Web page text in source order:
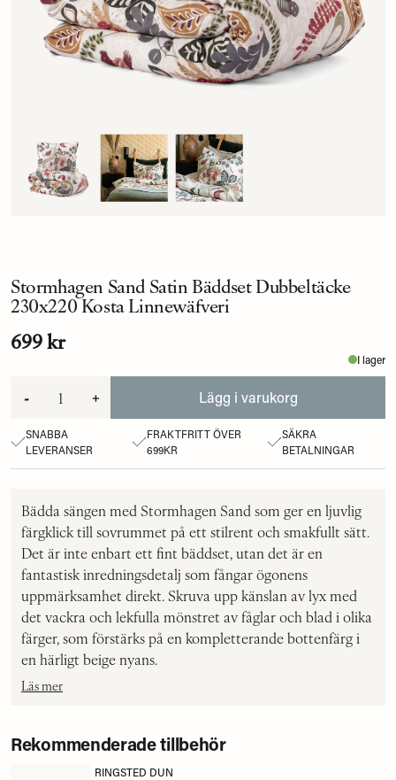
Stormhagen Sand Satin Bäddset Dubbeltäcke
230x220 Kosta Linnewäfveri
699 kr
I lager
- + Lägg i varukorg
SNABBA
LEVERANSER
FRAKTFRITT ÖVER
699KR
SÄKRA
BETALNINGAR
Bädda sängen med Stormhagen Sand som ger en ljuvlig
färgklick till sovrummet på ett stilrent och smakfullt sätt.
Det är inte enbart ett fint bäddset, utan det är en
fantastisk inredningsdetalj som fångar ögonens
uppmärksamhet direkt. Skruva upp känslan av lyx med
det vackra och lekfulla mönstret av fåglar och blad i olika
färger, som förstärks på en kompletterande bottenfärg i
en härligt beige nyans.
Läs mer
Rekommenderade tillbehör
RINGSTED DUN